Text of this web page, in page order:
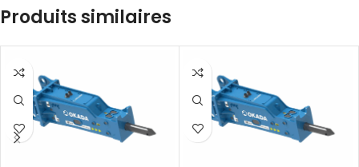
Produits similaires